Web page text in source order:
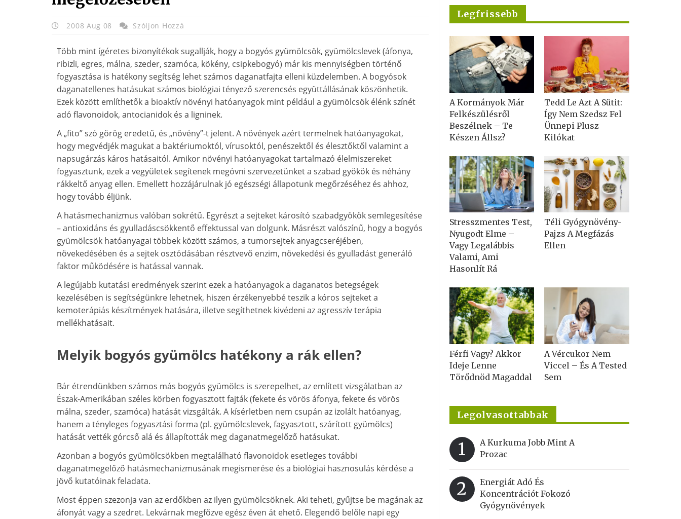
2008 Aug 08 Szóljon Hozzá
Több mint ígéretes bizonyítékok sugallják, hogy a bogyós gyümölcsök, gyümölcslevek (áfonya,
ribizli, egres, málna, szeder, szamóca, kökény, csipkebogyó) már kis mennyiségben történő
fogyasztása is hatékony segítség lehet számos daganatfajta elleni küzdelemben. A bogyósok
daganatellenes hatásukat számos biológiai tényező szerencsés együttállásának köszönhetik.
Ezek között említhetők a bioaktív növényi hatóanyagok mint például a gyümölcsök élénk színét
adó flavonoidok, antocianidok és a ligninek.
A „fito” szó görög eredetű, és „növény”-t jelent. A növények azért termelnek hatóanyagokat,
hogy megvédjék magukat a baktériumoktól, vírusoktól, penészektől és élesztőktől valamint a
napsugárzás káros hatásaitól. Amikor növényi hatóanyagokat tartalmazó élelmiszereket
fogyasztunk, ezek a vegyületek segítenek megóvni szervezetünket a szabad gyökök és néhány
rákkeltő anyag ellen. Emellett hozzájárulnak jó egészségi állapotunk megőrzéséhez és ahhoz,
hogy tovább éljünk.
A hatásmechanizmus valóban sokrétű. Egyrészt a sejteket károsító szabadgyökök semlegesítése
– antioxidáns és gyulladáscsökkentő effektussal van dolgunk. Másrészt valószínű, hogy a bogyós
gyümölcsök hatóanyagai többek között számos, a tumorsejtek anyagcseréjében,
növekedésében és a sejtek osztódásában résztvevő enzim, növekedési és gyulladást generáló
faktor működésére is hatással vannak.
A legújabb kutatási eredmények szerint ezek a hatóanyagok a daganatos betegségek
kezelésében is segítségünkre lehetnek, hiszen érzékenyebbé teszik a kóros sejteket a
kemoterápiás készítmények hatására, illetve segíthetnek kivédeni az agresszív terápia
mellékhatásait.
Melyik bogyós gyümölcs hatékony a rák ellen?
Bár étrendünkben számos más bogyós gyümölcs is szerepelhet, az említett vizsgálatban az
Észak-Amerikában széles körben fogyasztott fajták (fekete és vörös áfonya, fekete és vörös
málna, szeder, szamóca) hatását vizsgálták. A kísérletben nem csupán az izolált hatóanyag,
hanem a tényleges fogyasztási forma (pl. gyümölcslevek, fagyasztott, szárított gyümölcs)
hatását vették górcső alá és állapították meg daganatmegelőző hatásukat.
Azonban a bogyós gyümölcsökben megtalálható flavonoidok esetleges további
daganatmegelőző hatásmechanizmusának megismerése és a biológiai hasznosulás kérdése a
jövő kutatóinak feladata.
Most éppen szezonja van az erdőkben az ilyen gyümölcsöknek. Aki teheti, gyűjtse be magának az
áfonyát vagy a szedret. Lekvárnak megfőzve egész éven át ehető. Elegendő belőle napi egy
Legfrissebb
A Kormányok Már
Felkészülésről
Beszélnek – Te
Készen Állsz?
Tedd Le Azt A Sütit:
Így Nem Szedsz Fel
Ünnepi Plusz
Kilókat
Stresszmentes Test,
Nyugodt Elme –
Vagy Legalábbis
Valami, Ami
Hasonlít Rá
Téli Gyógynövény-
Pajzs A Megfázás
Ellen
Férfi Vagy? Akkor
Ideje Lenne
Törődnöd Magaddal
A Vércukor Nem
Viccel – És A Tested
Sem
Legolvasottabbak
1
A Kurkuma Jobb Mint A
Prozac
2
Energiát Adó És
Koncentrációt Fokozó
Gyógynövények